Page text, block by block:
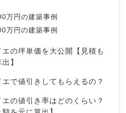
万円の建築事例
万円の建築事例
の坪単価を大公開【見積も
】
で値引きしてもらえるの？
の値引き率はどのくらい？